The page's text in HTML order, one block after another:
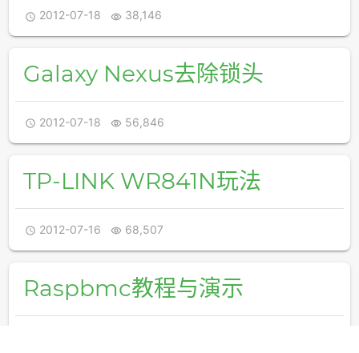
 2012-07-18  38,146
Galaxy Nexus去除锁头
 2012-07-18  56,846
TP-LINK WR841N玩法
 2012-07-16  68,507
Raspbmc教程与演示